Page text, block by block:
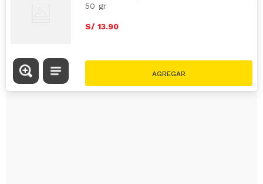
50 gr
S/ 13.90